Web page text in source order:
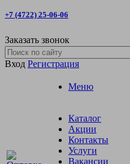
+7 (4722) 25-06-06
Заказать звонок
Вход Регистрация
Меню
Каталог
Акции
Контакты
Услуги
Вакансии